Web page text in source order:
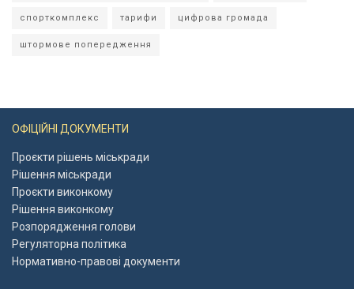
спорткомплекс тарифи цифрова громада
штормове попередження
ОФІЦІЙНІ ДОКУМЕНТИ
Проєкти рішень міськради
Рішення міськради
Проєкти виконкому
Рішення виконкому
Розпорядження голови
Регуляторна політика
Нормативно-правові документи